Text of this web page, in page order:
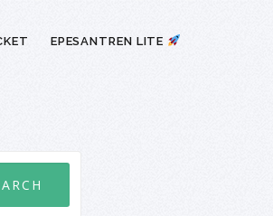
EPESANTREN LITE